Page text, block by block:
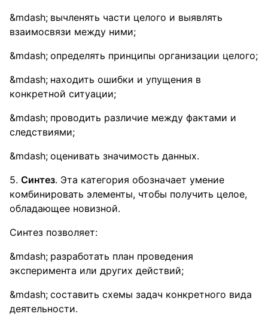
вычленять части целого и выявлять
взаимосвязи между ними;
определять принципы организации целого;
находить ошибки и упущения в
конкретной ситуации;
проводить различие между фактами и
следствиями;
оценивать значимость данных.
5. Синтез. Эта категория обозначает умение
комбинировать элементы, чтобы получить целое,
обладающее новизной.
Синтез позволяет:
разработать план проведения
эксперимента или других действий;
составить схемы задач конкретного вида
деятельности.